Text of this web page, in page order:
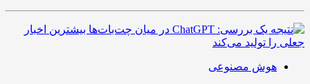
هوش مصنوعی